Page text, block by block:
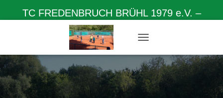
TC FREDENBRUCH BRÜHL 1979 e.V. –
Herzlich willkommen auf unserer Homepage
A
V
I
G